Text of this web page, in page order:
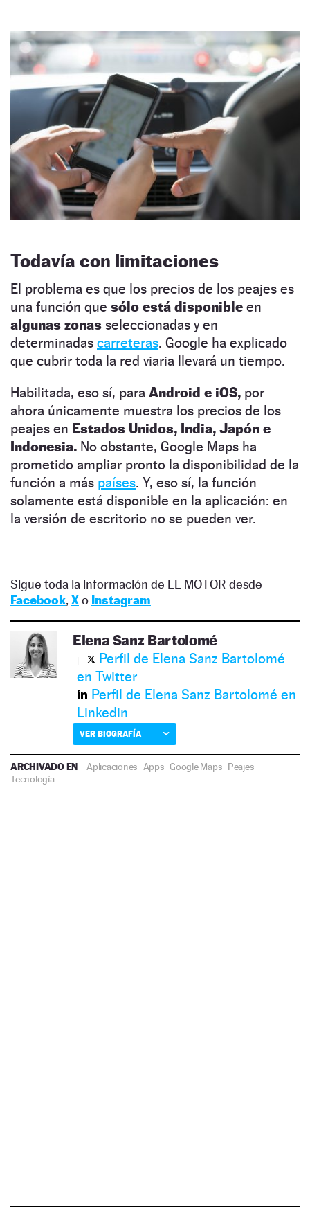
Todavía con limitaciones
El problema es que los precios de los peajes es
una función que sólo está disponible en
algunas zonas seleccionadas y en
determinadas carreteras. Google ha explicado
que cubrir toda la red viaria llevará un tiempo.
Habilitada, eso sí, para Android e iOS, por
ahora únicamente muestra los precios de los
peajes en Estados Unidos, India, Japón e
Indonesia. No obstante, Google Maps ha
prometido ampliar pronto la disponibilidad de la
función a más países. Y, eso sí, la función
solamente está disponible en la aplicación: en
la versión de escritorio no se pueden ver.
Sigue toda la información de EL MOTOR desde
Facebook, Xo Instagram
Elena Sanz Bartolomé
Perfil de Elena Sanz Bartolomé
en Twitter
Perfil de Elena Sanz Bartolomé en
Linkedin
VER BIOGRAFÍA
ARCHIVADO EN Aplicaciones · Apps·Google Maps· Peajes·
Tecnología